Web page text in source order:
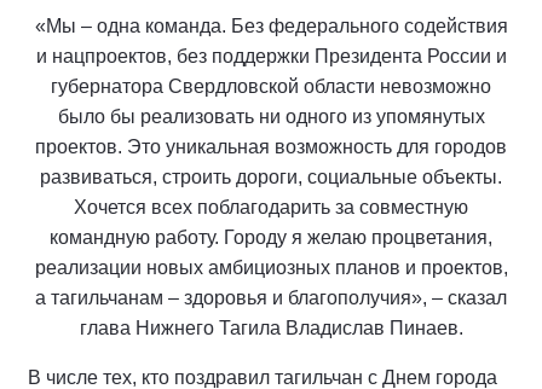
«Мы – одна команда. Без федерального содействия
и нацпроектов, без поддержки Президента России и
губернатора Свердловской области невозможно
было бы реализовать ни одного из упомянутых
проектов. Это уникальная возможность для городов
развиваться, строить дороги, социальные объекты.
Хочется всех поблагодарить за совместную
командную работу. Городу я желаю процветания,
реализации новых амбициозных планов и проектов,
а тагильчанам – здоровья и благополучия», – сказал
глава Нижнего Тагила Владислав Пинаев.
В числе тех, кто поздравил тагильчан с Днем города